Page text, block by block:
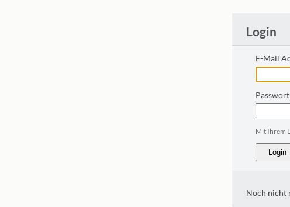
Login
E-Mail
Passwort
Mit Ihrem
Login
Noch nicht